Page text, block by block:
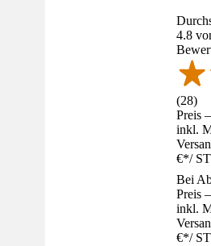
4.8
(28)
Preis
inkl.
€*/ ST
Bei
Preis
inkl.
€*/ ST